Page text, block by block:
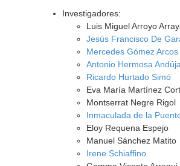
Investigadores:
Luis Miguel Arroyo
Jesús Francisco De
Mercedes Gómez Arcos
Antonio Hermosa
Ricardo Hurtado Simó
Eva María Martínez
Montserrat Negre Rigol
Inmaculada de la
Eloy Requena Espejo
Manuel Sánchez Matito
Irene Schiaffino